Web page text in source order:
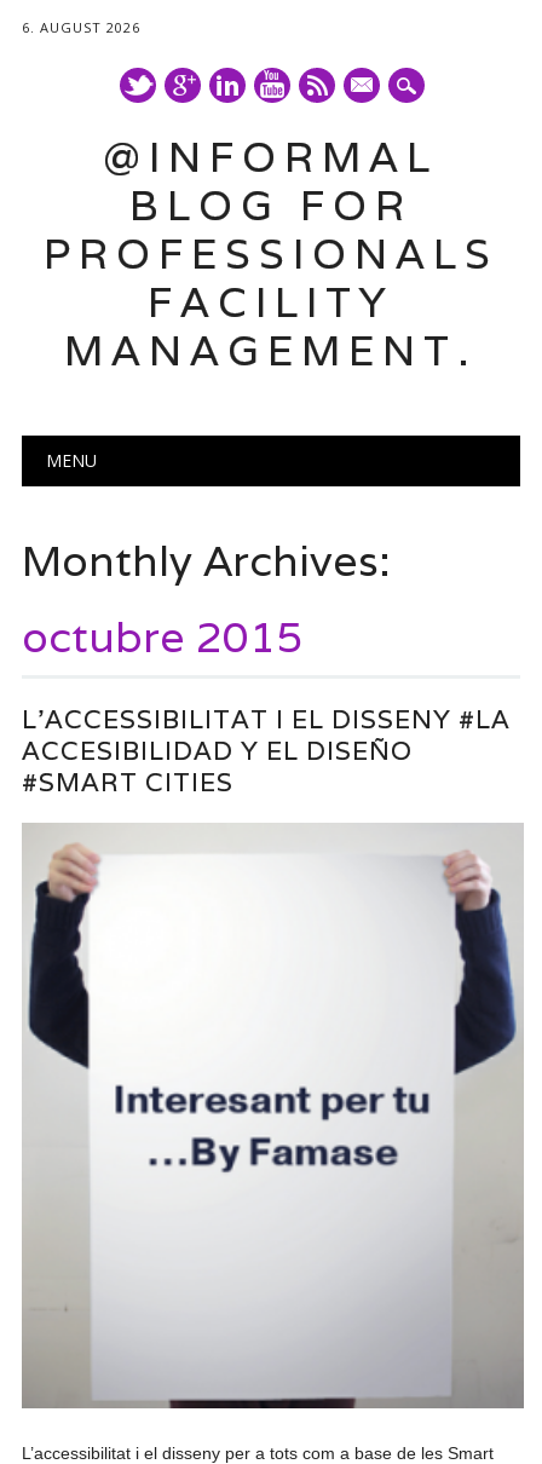
6. AUGUST 2026
mail
@INFORMAL
BLOG FOR
PROFESSIONALS
FACILITY
MANAGEMENT.
Main menu
MENU
Monthly Archives:
octubre 2015
L’ACCESSIBILITAT I EL DISSENY #LA
ACCESIBILIDAD Y EL DISEÑO
#SMART CITIES
L’accessibilitat i el disseny per a tots com a base de les Smart